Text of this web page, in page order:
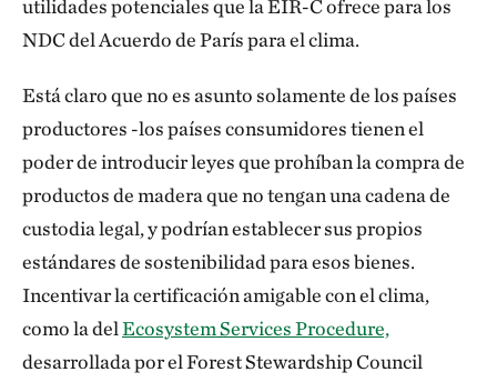
utilidades potenciales que la EIR-C ofrece para los
NDC del Acuerdo de París para el clima.
Está claro que no es asunto solamente de los países
productores -los países consumidores tienen el
poder de introducir leyes que prohíban la compra de
productos de madera que no tengan una cadena de
custodia legal, y podrían establecer sus propios
estándares de sostenibilidad para esos bienes.
Incentivar la certificación amigable con el clima,
como la delEcosystem Services Procedure,
desarrollada por el Forest Stewardship Council